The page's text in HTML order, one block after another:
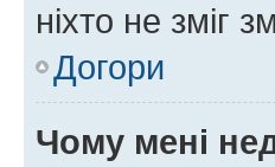
ніхто не зміг
Догори
Чому мені